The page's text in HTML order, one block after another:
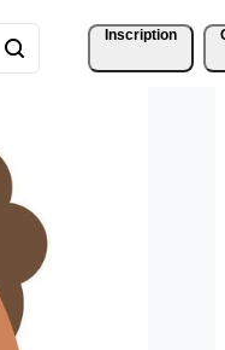
Inscription